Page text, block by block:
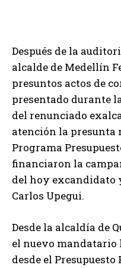
Después de la
alcalde de Medellín
presuntos actos de
presentado durante
del renunciado
atención la presunta
Programa
financiaron la
del hoy excandidato
Carlos Upegui.
Desde la alcaldía de
el nuevo mandatario
desde el